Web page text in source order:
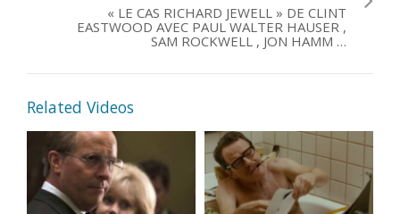
« LE CAS RICHARD JEWELL » DE CLINT
EASTWOOD AVEC PAUL WALTER HAUSER ,
SAM ROCKWELL , JON HAMM …
Related Videos